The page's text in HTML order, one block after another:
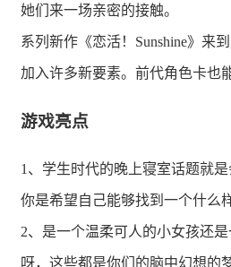
她们来一场亲密的接触。
系列新作《恋活！Sunshine》来
加入许多新要素。前代角色卡也
游戏亮点
1、学生时代的晚上寝室话题就是
你是希望自己能够找到一个什么
2、是一个温柔可人的小女孩还
呀，这些都是你们的脑中幻想的